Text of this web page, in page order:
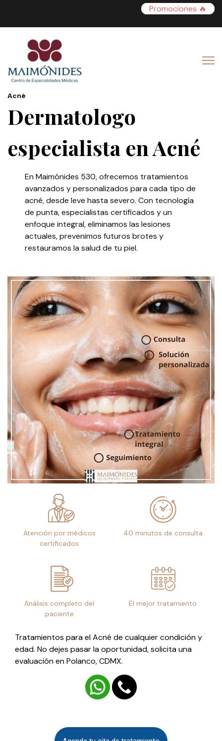
Promociones 🔥
🏠>Tratamientos en Dermatología
Acné
Dermatologo
especialista en Acné
En Maimónides 530, ofrecemos tratamientos
avanzados y personalizados para cada tipo de
acné, desde leve hasta severo. Con tecnología
de punta, especialistas certificados y un
enfoque integral, eliminamos las lesiones
actuales, prevenimos futuros brotes y
restauramos la salud de tu piel.
Atención por médicos
certificados
40 minutos de consulta
Análisis completo del
paciente
El mejor tratamiento
Tratamientos para el Acné de cualquier condición y
edad. No dejes pasar la oportunidad, solicita una
evaluación en Polanco, CDMX.